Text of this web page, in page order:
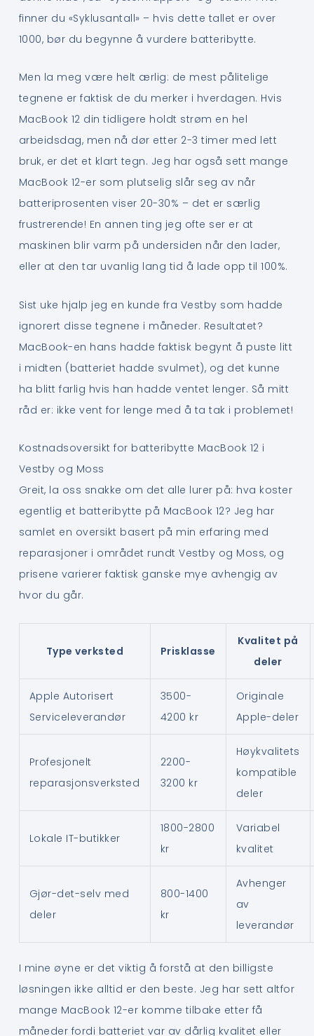
finner du «Syklusantall» – hvis dette tallet er over
1000, bør du begynne å vurdere batteribytte.
Men la meg være helt ærlig: de mest pålitelige
tegnene er faktisk de du merker i hverdagen. Hvis
MacBook 12 din tidligere holdt strøm en hel
arbeidsdag, men nå dør etter 2-3 timer med lett
bruk, er det et klart tegn. Jeg har også sett mange
MacBook 12-er som plutselig slår seg av når
batteriprosenten viser 20-30% – det er særlig
frustrerende! En annen ting jeg ofte ser er at
maskinen blir varm på undersiden når den lader,
eller at den tar uvanlig lang tid å lade opp til 100%.
Sist uke hjalp jeg en kunde fra Vestby som hadde
ignorert disse tegnene i måneder. Resultatet?
MacBook-en hans hadde faktisk begynt å puste litt
i midten (batteriet hadde svulmet), og det kunne
ha blitt farlig hvis han hadde ventet lenger. Så mitt
råd er: ikke vent for lenge med å ta tak i problemet!
Kostnadsoversikt for batteribytte MacBook 12 i
Vestby og Moss
Greit, la oss snakke om det alle lurer på: hva koster
egentlig et batteribytte på MacBook 12? Jeg har
samlet en oversikt basert på min erfaring med
reparasjoner i området rundt Vestby og Moss, og
prisene varierer faktisk ganske mye avhengig av
hvor du går.
Type verksted Prisklasse
Kvalitet på
deler
Apple Autorisert
Serviceleverandør
3500-
4200 kr
Originale
Apple-deler
Profesjonelt
reparasjonsverksted
2200-
3200 kr
Høykvalitets
kompatible
deler
Lokale IT-butikker
1800-2800
kr
Variabel
kvalitet
Gjør-det-selv med
deler
800-1400
kr
Avhenger
av
leverandør
I mine øyne er det viktig å forstå at den billigste
løsningen ikke alltid er den beste. Jeg har sett altfor
mange MacBook 12-er komme tilbake etter få
måneder fordi batteriet var av dårlig kvalitet eller